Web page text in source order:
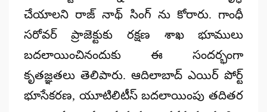
చేయాల‌ని రాజ్ నాథ్ సింగ్ ను కోరారు. గాంధీ
స‌రోవ‌ర్ ప్రాజెక్టుకు ర‌క్ష‌ణ శాఖ భూములు
బ‌ద‌లాయించినందుకు ఈ సందర్భంగా
కృత‌జ్ఞ‌తలు తెలిపారు. ఆదిలాబాద్ ఎయిర్ పోర్ట్
భూసేకరణ, యూటిలిటీస్ బదలాయింపు తదితర